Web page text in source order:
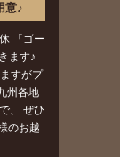
意♪
「ゴー
ます♪
すがプ
州各地
、 ぜひ
のお越